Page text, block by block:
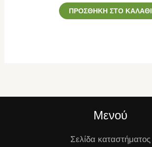
ΠΡΟΣΘΉΚΗ ΣΤΟ ΚΑΛΆΘΙ
Μενού
Σελίδα καταστήματος